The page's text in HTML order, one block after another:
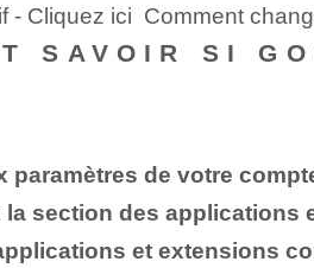
- Cliquez ici Comment
SAVOIR SI
paramètres de votre
la section des applications
et extensions